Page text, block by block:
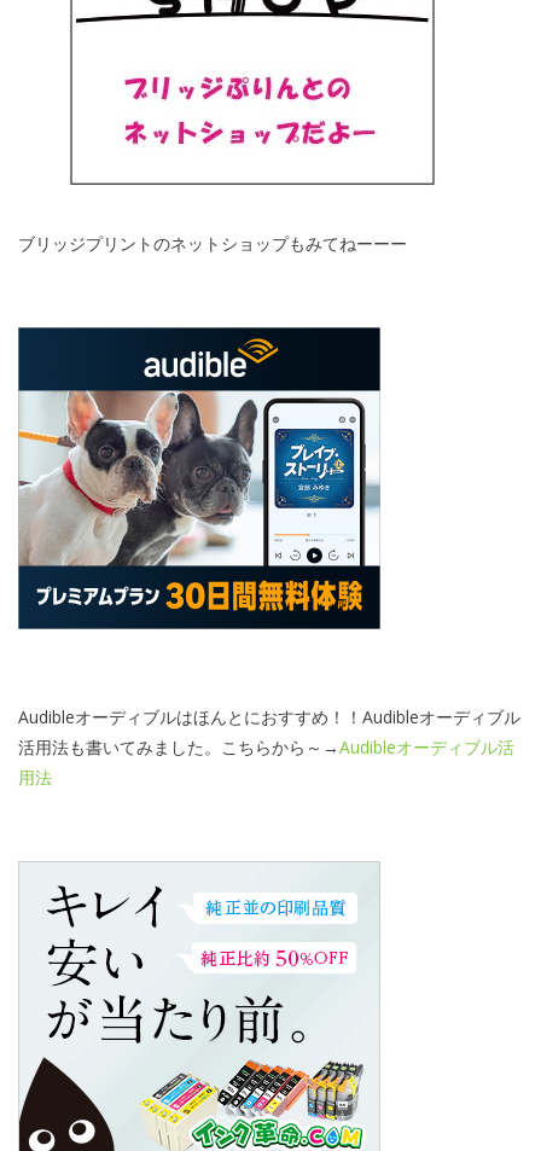
ブリッジプリントのネットショップもみてねーーー
Audibleオーディブルはほんとにおすすめ！！Audibleオーディブル
活用法も書いてみました。こちらから～→Audibleオーディブル活
用法